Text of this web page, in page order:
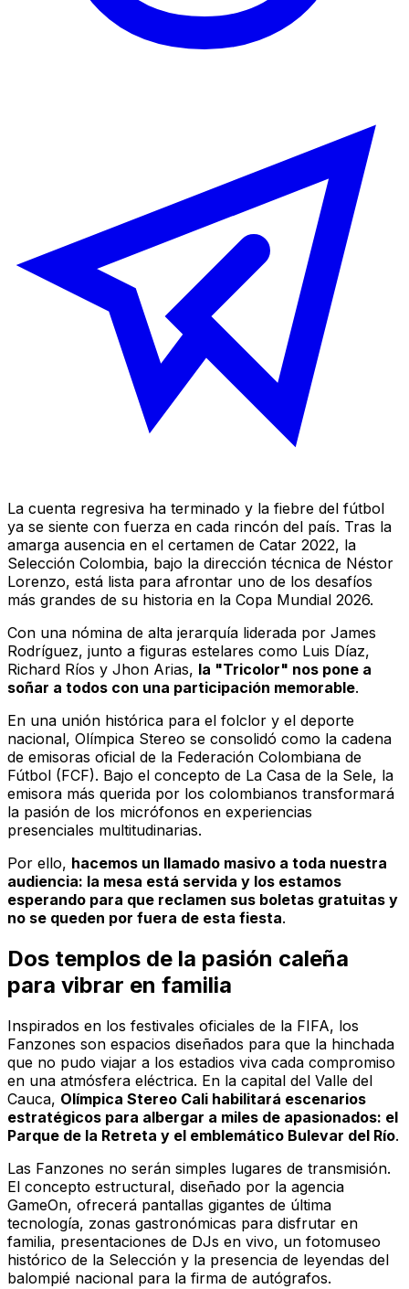
La cuenta regresiva ha terminado y la fiebre del fútbol
ya se siente con fuerza en cada rincón del país. Tras la
amarga ausencia en el certamen de Catar 2022, la
Selección Colombia, bajo la dirección técnica de Néstor
Lorenzo, está lista para afrontar uno de los desafíos
más grandes de su historia en la Copa Mundial 2026.
Con una nómina de alta jerarquía liderada por James
Rodríguez, junto a figuras estelares como Luis Díaz,
Richard Ríos y Jhon Arias, la "Tricolor" nos pone a
soñar a todos con una participación memorable.
En una unión histórica para el folclor y el deporte
nacional, Olímpica Stereo se consolidó como la cadena
de emisoras oficial de la Federación Colombiana de
Fútbol (FCF). Bajo el concepto de La Casa de la Sele, la
emisora más querida por los colombianos transformará
la pasión de los micrófonos en experiencias
presenciales multitudinarias.
Por ello, hacemos un llamado masivo a toda nuestra
audiencia: la mesa está servida y los estamos
esperando para que reclamen sus boletas gratuitas y
no se queden por fuera de esta fiesta.
Dos templos de la pasión caleña
para vibrar en familia
Inspirados en los festivales oficiales de la FIFA, los
Fanzones son espacios diseñados para que la hinchada
que no pudo viajar a los estadios viva cada compromiso
en una atmósfera eléctrica. En la capital del Valle del
Cauca, Olímpica Stereo Cali habilitará escenarios
estratégicos para albergar a miles de apasionados: el
Parque de la Retreta y el emblemático Bulevar del Río.
Las Fanzones no serán simples lugares de transmisión.
El concepto estructural, diseñado por la agencia
GameOn, ofrecerá pantallas gigantes de última
tecnología, zonas gastronómicas para disfrutar en
familia, presentaciones de DJs en vivo, un fotomuseo
histórico de la Selección y la presencia de leyendas del
balompié nacional para la firma de autógrafos.